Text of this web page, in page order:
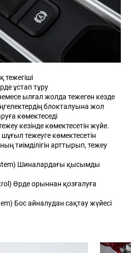
тежегіші
ұстап тұру
ылғал жолда тежеген кезде
блокталуына жол
көмектеседі
кезінде көмектесетін жүйе.
тежеуге көмектесетін
тиімділігін арттырып, тежеу
Шиналардағы қысымды
Өрде орыннан қозғалуға
Бос айналудан сақтау жүйесі